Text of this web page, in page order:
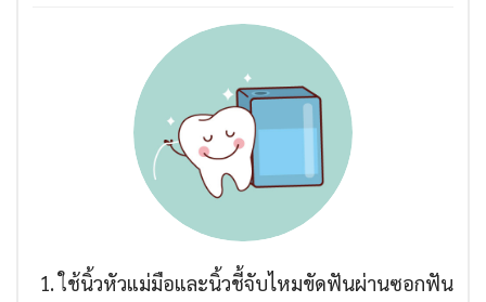
ใช้นิ้วหัวแม่มือและนิ้วชี้จับไหมขัดฟันผ่านซอกฟัน